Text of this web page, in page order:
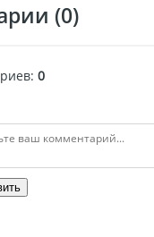
(0)
: 0